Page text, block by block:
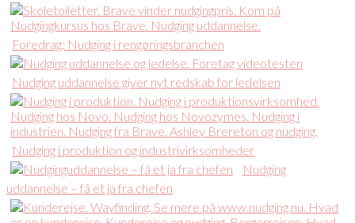
Foredrag: Nudging i rengøringsbranchen
Nudging uddannelse giver nyt redskab for ledelsen
Nudging i produktion og industrivirksomheder
Nudging
uddannelse – få et ja fra chefen